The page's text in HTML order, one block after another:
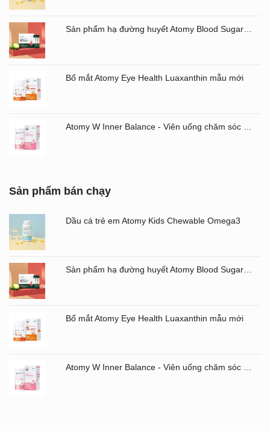
Sản phẩm hạ đường huyết Atomy Blood Sugar Cut Bitter Melon chiết xuất mướp đắng hộp 60 gói
Bổ mắt Atomy Eye Health Luaxanthin mẫu mới
Sản phẩm bán chạy
Dầu cá trẻ em Atomy Kids Chewable Omega3
Sản phẩm hạ đường huyết Atomy Blood Sugar Cut Bitter Melon chiết xuất mướp đắng hộp 60 gói
Bổ mắt Atomy Eye Health Luaxanthin mẫu mới